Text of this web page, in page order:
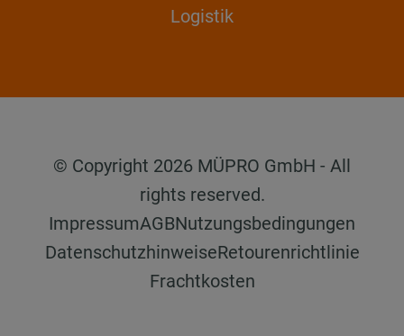
Logistik
© Copyright 2026 MÜPRO GmbH - All
rights reserved.
ImpressumAGBNutzungsbedingungen
DatenschutzhinweiseRetourenrichtlinie
Frachtkosten